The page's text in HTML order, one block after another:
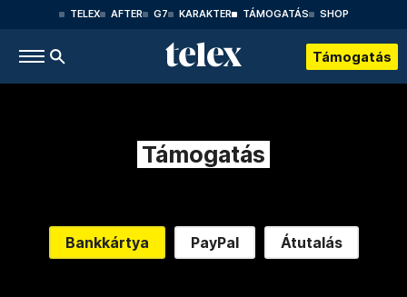
TELEX AFTER G7 KARAKTER TÁMOGATÁS SHOP
Támogatás
Támogatás
Bankkártya PayPal Átutalás